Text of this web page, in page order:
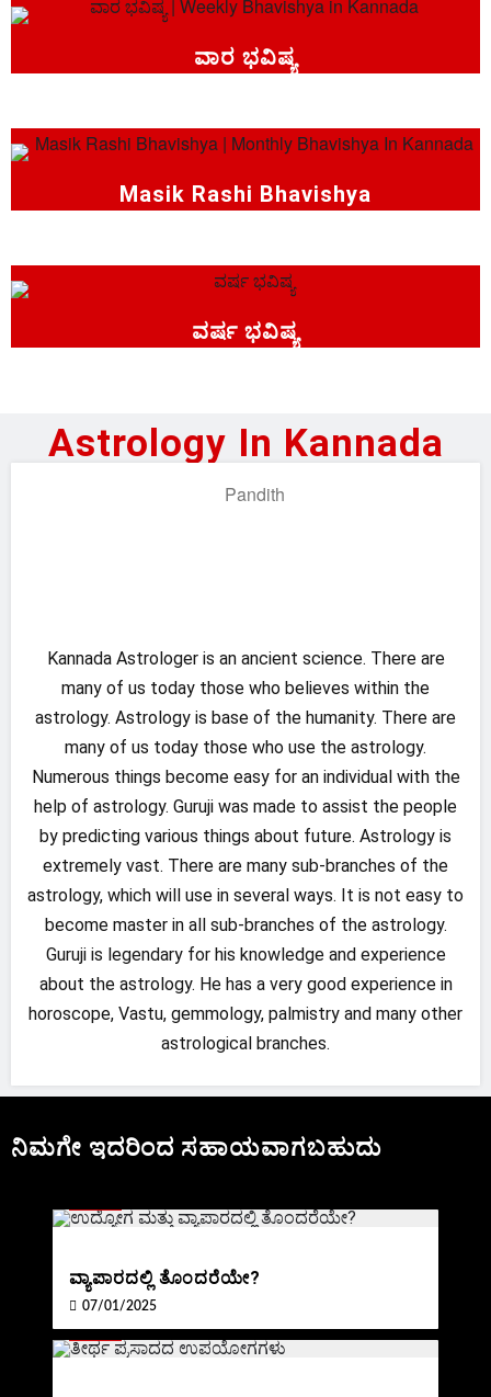
ವಾರ ಭವಿಷ್ಯ
Masik Rashi Bhavishya
ವರ್ಷ ಭವಿಷ್ಯ
Astrology In Kannada
Kannada Astrologer is an ancient science. There are
many of us today those who believes within the
astrology. Astrology is base of the humanity. There are
many of us today those who use the astrology.
Numerous things become easy for an individual with the
help of astrology. Guruji was made to assist the people
by predicting various things about future. Astrology is
extremely vast. There are many sub-branches of the
astrology, which will use in several ways. It is not easy to
become master in all sub-branches of the astrology.
Guruji is legendary for his knowledge and experience
about the astrology. He has a very good experience in
horoscope, Vastu, gemmology, palmistry and many other
astrological branches.
ನಿಮಗೇ ಇದರಿಂದ ಸಹಾಯವಾಗಬಹುದು
ವ್ಯಾಪಾರದಲ್ಲಿ ತೊಂದರೆಯೇ?
07/01/2025
BLOG